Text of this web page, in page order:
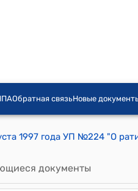
Обратная связьНовые
документы